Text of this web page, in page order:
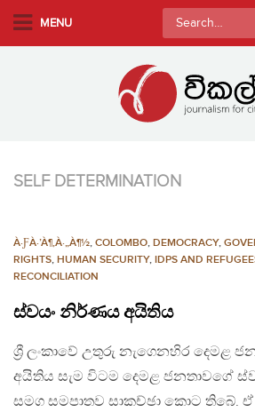
MENU
Search
for:
SELF DETERMINATION
À·ƑÀ·’À¶‚À·„À¶½, COLOMBO, DEMOCRACY,
RIGHTS, HUMAN SECURITY, IDPS AND
RECONCILIATION
ස්වයං නිර්ණය අයිතිය
ශ්‍රී ලංකාවේ උතුරු නැගෙනහිර දෙමළ
අයිතිය සැම විටම දෙමළ ජනතාවගේ
සමග සමපාතව සාකච්ඡා කොට තිබේ.